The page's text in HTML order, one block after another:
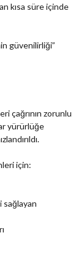
kısa süre içinde
güvenilirliği”
çağrının zorunlu
yürürlüğe
için:
sağlayan